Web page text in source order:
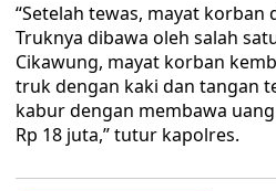
“Setelah tewas, mayat korban
Truknya dibawa oleh salah
Cikawung, mayat korban
truk dengan kaki dan tangan
kabur dengan membawa
Rp 18 juta,” tutur kapolres.